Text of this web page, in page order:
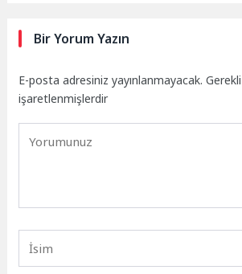
Bir Yorum Yazın
E-posta adresiniz yayınlanmayacak.
işaretlenmişlerdir